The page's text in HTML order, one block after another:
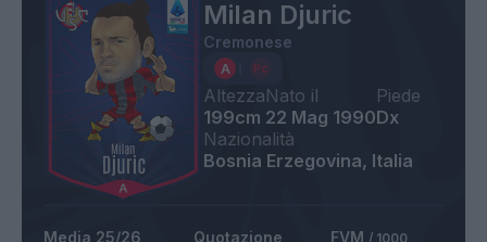
Milan Djuric
Cremonese
Altezza
199cm
Nato il
22 Mag 1990
Piede
Dx
Nazionalità
Bosnia Erzegovina, Italia
Media 25/26 Quotazione FVM